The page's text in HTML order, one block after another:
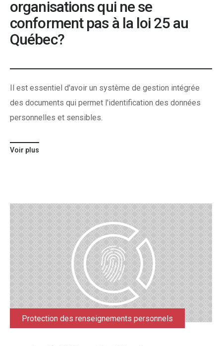
organisations qui ne se
conforment pas à la loi 25 au
Québec?
Il est essentiel d'avoir un système de gestion intégrée
des documents qui permet l'identification des données
personnelles et sensibles.
Voir plus
Protection des renseignements personnels